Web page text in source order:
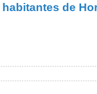
de